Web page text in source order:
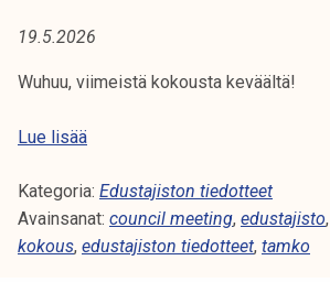
k
r
k
e
a
k
O
U
N
19.5.2026
Wuhuu, viimeistä kokousta keväältä!
Lue lisääE
u
s
t
Kategoria: Edustajiston tiedotteet
Avainsanat: council meeting, edustajisto,
kokous, edustajiston tiedotteet, tamko